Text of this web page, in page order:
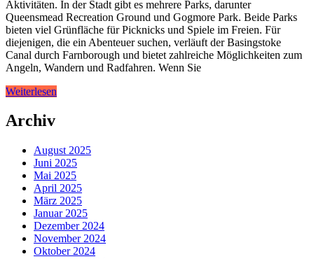
Aktivitäten. In der Stadt gibt es mehrere Parks, darunter
Queensmead Recreation Ground und Gogmore Park. Beide Parks
bieten viel Grünfläche für Picknicks und Spiele im Freien. Für
diejenigen, die ein Abenteuer suchen, verläuft der Basingstoke
Canal durch Farnborough und bietet zahlreiche Möglichkeiten zum
Angeln, Wandern und Radfahren. Wenn Sie
Weiterlesen
Archiv
August 2025
Juni 2025
Mai 2025
April 2025
März 2025
Januar 2025
Dezember 2024
November 2024
Oktober 2024